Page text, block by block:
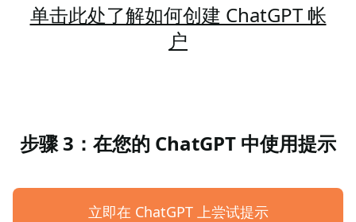
单击此处了解如何创建 ChatGPT 帐
户
步骤 3：在您的 ChatGPT 中使用提示
立即在 ChatGPT 上尝试提示